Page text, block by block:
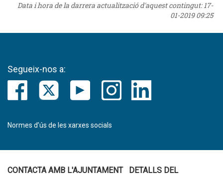
Data i hora de la darrera actualització d'aquest contingut:17-
01-2019 09:25
Segueix-nos a:
Normes d’ús de les xarxes socials
CONTACTA AMB L'AJUNTAMENT
DETALLS DEL